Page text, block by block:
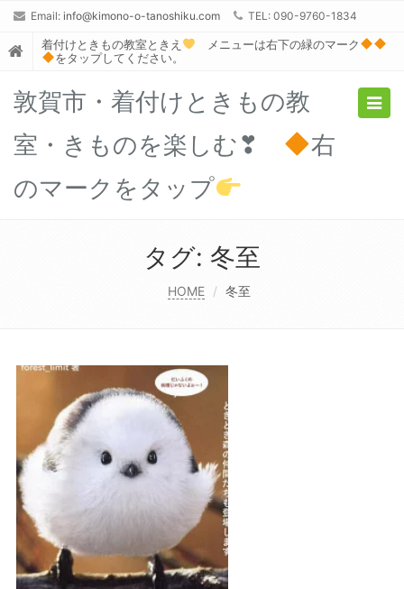
Email: info@kimono-o-tanoshiku.com TEL: 090-9760-1834
着付けときもの教室ときえ
メニューは右下の緑のマーク
をタップしてください。
敦賀市・着付けときもの教
室・きものを楽しむ❣
右
のマークをタップ
タグ: 冬至
HOME 冬至